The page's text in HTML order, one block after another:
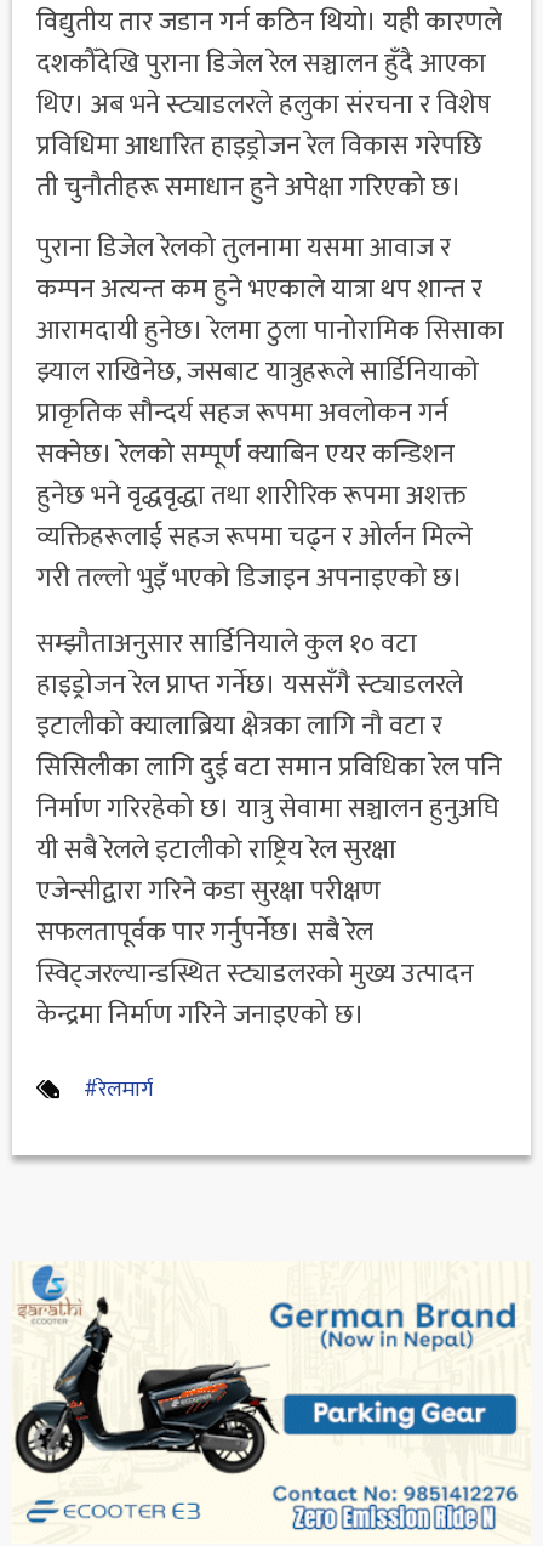
विद्युतीय तार जडान गर्न कठिन थियो। यही कारणले
दशकौँदेखि पुराना डिजेल रेल सञ्चालन हुँदै आएका
थिए। अब भने स्ट्याडलरले हलुका संरचना र विशेष
प्रविधिमा आधारित हाइड्रोजन रेल विकास गरेपछि
ती चुनौतीहरू समाधान हुने अपेक्षा गरिएको छ।
पुराना डिजेल रेलको तुलनामा यसमा आवाज र
कम्पन अत्यन्त कम हुने भएकाले यात्रा थप शान्त र
आरामदायी हुनेछ। रेलमा ठुला पानोरामिक सिसाका
झ्याल राखिनेछ, जसबाट यात्रुहरूले सार्डिनियाको
प्राकृतिक सौन्दर्य सहज रूपमा अवलोकन गर्न
सक्नेछ। रेलको सम्पूर्ण क्याबिन एयर कन्डिशन
हुनेछ भने वृद्धवृद्धा तथा शारीरिक रूपमा अशक्त
व्यक्तिहरूलाई सहज रूपमा चढ्न र ओर्लन मिल्ने
गरी तल्लो भुइँ भएको डिजाइन अपनाइएको छ।
सम्झौताअनुसार सार्डिनियाले कुल १० वटा
हाइड्रोजन रेल प्राप्त गर्नेछ। यससँगै स्ट्याडलरले
इटालीको क्यालाब्रिया क्षेत्रका लागि नौ वटा र
सिसिलीका लागि दुई वटा समान प्रविधिका रेल पनि
निर्माण गरिरहेको छ। यात्रु सेवामा सञ्चालन हुनुअघि
यी सबै रेलले इटालीको राष्ट्रिय रेल सुरक्षा
एजेन्सीद्वारा गरिने कडा सुरक्षा परीक्षण
सफलतापूर्वक पार गर्नुपर्नेछ। सबै रेल
स्विट्जरल्यान्डस्थित स्ट्याडलरको मुख्य उत्पादन
केन्द्रमा निर्माण गरिने जनाइएको छ।
#रेलमार्ग